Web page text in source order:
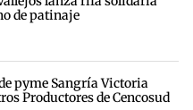
de patinaje
pyme Sangría Victoria
Productores de Cencosud